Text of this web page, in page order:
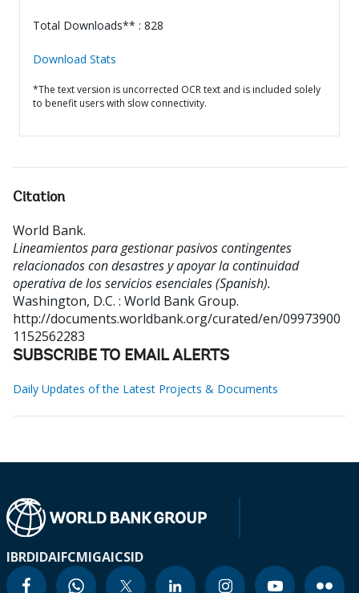
Total Downloads** : 828
Download Stats
*The text version is uncorrected OCR text and is included solely
to benefit users with slow connectivity.
Citation
World Bank.
Lineamientos para gestionar pasivos contingentes
relacionados con desastres y apoyar la continuidad
operativa de los servicios esenciales (Spanish).
Washington, D.C. : World Bank Group.
http://documents.worldbank.org/curated/en/09973900
1152562283
SUBSCRIBE TO EMAIL ALERTS
Daily Updates of the Latest Projects & Documents
IBRDIDAIFCMIGAICSID